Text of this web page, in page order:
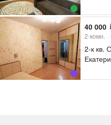
40 000
2-комн.
2-к кв.